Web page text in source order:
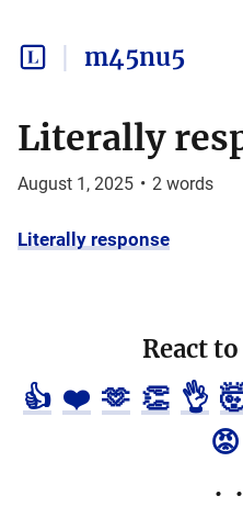
m45nu5
Literally
August 1, 2025 • 2 words
Literally response
React
👍 ❤️ 🫶 👏 👌
😡